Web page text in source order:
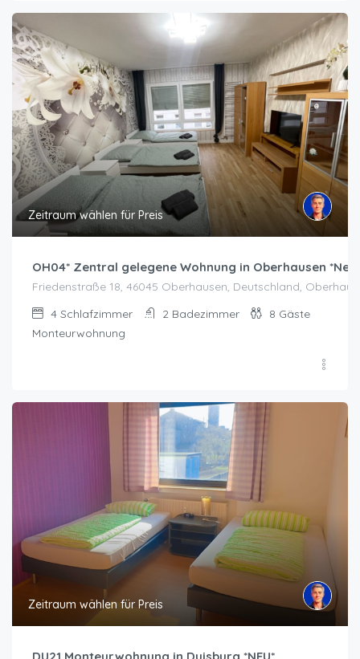
Zeitraum wählen für Preis
OH04* Zentral gelegene Wohnung in Oberhausen *Neu*
Friedenstraße 18, 46045 Oberhausen, Deutschland,
4 Schlafzimmer 2 Badezimmer 8 Gäste
Monteurwohnung
Zeitraum wählen für Preis